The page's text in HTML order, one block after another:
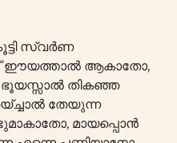
സ്വർണ
“ഈയത്താൽ ആകാതോ,
തികഞ്ഞ
തേയുന്ന
മായപ്പൊൻ